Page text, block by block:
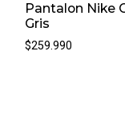
Pantalon Nike
Gris
$259.990